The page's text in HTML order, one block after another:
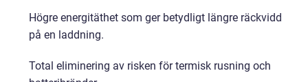
Högre energitäthet som ger betydligt längre räckvidd
på en laddning.
Total eliminering av risken för termisk rusning och